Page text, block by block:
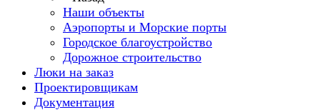
Наши объекты
Аэропорты и Морские порты
Городское благоустройство
Дорожное строительство
Люки на заказ
Проектировщикам
Документация